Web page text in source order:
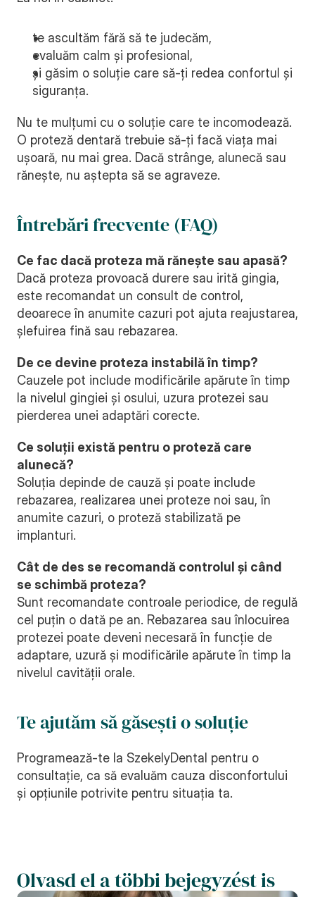
te ascultăm fără să te judecăm,
evaluăm calm și profesional,
și găsim o soluție care să-ți redea confortul și
siguranța.
Nu te mulțumi cu o soluție care te incomodează.
O proteză dentară trebuie să-ți facă viața mai
ușoară, nu mai grea. Dacă strânge, alunecă sau
rănește, nu aștepta să se agraveze.
Întrebări frecvente (FAQ)
Ce fac dacă proteza mă rănește sau apasă?
Dacă proteza provoacă durere sau irită gingia,
este recomandat un consult de control,
deoarece în anumite cazuri pot ajuta reajustarea,
șlefuirea fină sau rebazarea.
De ce devine proteza instabilă în timp?
Cauzele pot include modificările apărute în timp
la nivelul gingiei și osului, uzura protezei sau
pierderea unei adaptări corecte.
Ce soluții există pentru o proteză care
alunecă?
Soluția depinde de cauză și poate include
rebazarea, realizarea unei proteze noi sau, în
anumite cazuri, o proteză stabilizată pe
implanturi.
Cât de des se recomandă controlul și când
se schimbă proteza?
Sunt recomandate controale periodice, de regulă
cel puțin o dată pe an. Rebazarea sau înlocuirea
protezei poate deveni necesară în funcție de
adaptare, uzură și modificările apărute în timp la
nivelul cavității orale.
Te ajutăm să găsești o soluție
Programează-te la SzekelyDental pentru o
consultație, ca să evaluăm cauza disconfortului
și opțiunile potrivite pentru situația ta.
Olvasd el a többi bejegyzést is